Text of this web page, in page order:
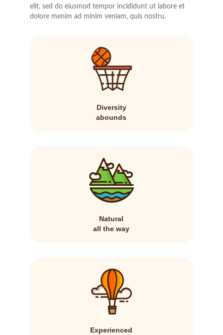
elit, sed do eiusmod tempor incididunt ut labore et
dolore menim ad minim veniam, quis nostru.
Diversity
abounds
Natural
all the way
Experienced